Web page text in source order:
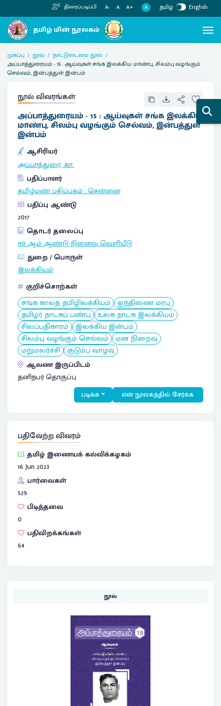
திரைப்படிப்பி A- A A+ A தமிழ் English
முகப்பு நூல்
நாட்டுடைமை நூல்
அப்பாத்துரையம் - 15 : ஆய்வுகள் சங்க இலக்கிய மாண்பு, சிலம்பு வழங்கும்
செல்வம், இன்பத்துள் இன்பம்
நூல் விவரங்கள்
அப்பாத்துரையம் - 15 : ஆய்வுகள் சங்க இலக்கிய
மாண்பு, சிலம்பு வழங்கும் செல்வம், இன்பத்துள்
இன்பம்
ஆசிரியர்
அப்பாத்துரை, கா.
பதிப்பாளர்
தமிழ்மண் பதிப்பகம்:சென்னை
பதிப்பு ஆண்டு
2017
தொடர் தலைப்பு
110 ஆம் ஆண்டு நினைவு வெளியீடு
துறை / பொருள்
இலக்கியம்
குறிச்சொற்கள்
சங்க காலத் தமிழிலக்கியம் ஐந்திணை மரபு
தமிழர் நாடகப் பண்பு
உலக நாடக இலக்கியம்
சிலப்பதிகாரம் இலக்கிய இன்பம்
சிலம்பு வழங்கும் செல்வம் மன நிறைவு
மறுமலர்ச்சி குடும்ப வாழ்வு
ஆவண இருப்பிடம்
தனிநபர் தொகுப்பு
படிக்க என் நூலகத்தில் சேர்க்க
பதிவேற்ற விவரம்
தமிழ் இணையக் கல்விக்கழகம்
16 Jun 2023
பார்வைகள்
529
பிடித்தவை
0
பதிவிறக்கங்கள்
64
நூல்